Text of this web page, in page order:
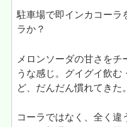
駐車場で即インカコーラ
ラか？
メロンソーダの甘さをチ
うな感じ。グイグイ飲む
ど、だんだん慣れてきた
コーラではなく、全く違